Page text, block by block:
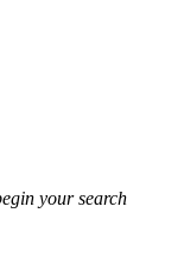
your search